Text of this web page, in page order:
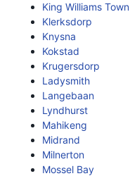
King Williams Town
Klerksdorp
Knysna
Kokstad
Krugersdorp
Ladysmith
Langebaan
Lyndhurst
Mahikeng
Midrand
Milnerton
Mossel Bay